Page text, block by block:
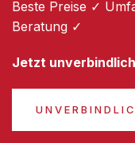
Beste Preise ✓
Beratung ✓
Jetzt